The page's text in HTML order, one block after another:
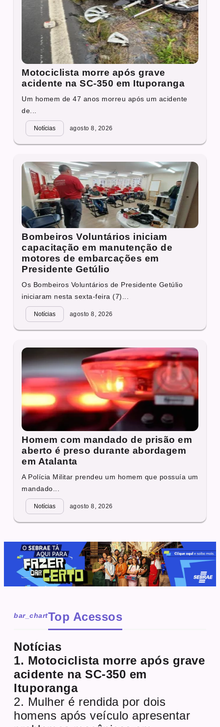
Motociclista morre após grave
acidente na SC-350 em Ituporanga
Um homem de 47 anos morreu após um acidente
de...
Notícias agosto 8, 2026
Bombeiros Voluntários iniciam
capacitação em manutenção de
motores de embarcações em
Presidente Getúlio
Os Bombeiros Voluntários de Presidente Getúlio
iniciaram nesta sexta-feira (7)...
Notícias agosto 8, 2026
Homem com mandado de prisão em
aberto é preso durante abordagem
em Atalanta
A Polícia Militar prendeu um homem que possuía um
mandado...
Notícias agosto 8, 2026
bar_chartTop Acessos
Notícias
1. Motociclista morre após grave
acidente na SC-350 em
Ituporanga
2. Mulher é rendida por dois
homens após veículo apresentar